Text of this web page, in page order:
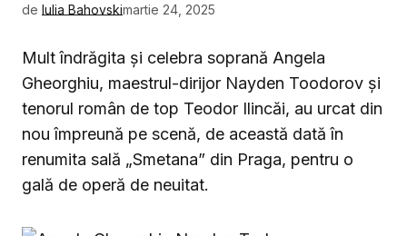
de Iulia Bahovskimartie 24, 2025
Mult îndrăgita și celebra soprană Angela
Gheorghiu, maestrul-dirijor Nayden Toodorov și
tenorul român de top Teodor Ilincăi, au urcat din
nou împreună pe scenă, de această dată în
renumita sală „Smetana” din Praga, pentru o
gală de operă de neuitat.